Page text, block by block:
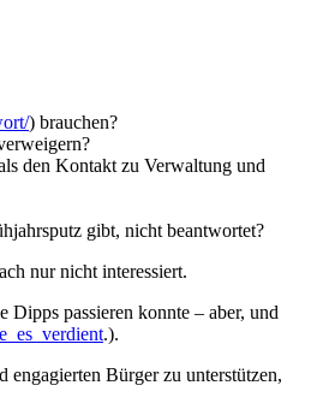
) brauchen?
den Kontakt zu Verwaltung und
gibt, nicht beantwortet?
nur nicht interessiert.
passieren konnte – aber, und
.).
engagierten Bürger zu unterstützen,